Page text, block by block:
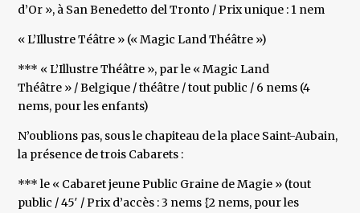
d’Or », à San Benedetto del Tronto / Prix unique : 1 nem
« L’Illustre Téâtre » (« Magic Land Théâtre »)
*** « L’Illustre Théâtre », par le « Magic Land
Théâtre » / Belgique / théâtre / tout public / 6 nems (4
nems, pour les enfants)
N’oublions pas, sous le chapiteau de la place Saint-Aubain,
la présence de trois Cabarets :
*** le « Cabaret jeune Public Graine de Magie » (tout
public / 45′ / Prix d’accès : 3 nems {2 nems, pour les